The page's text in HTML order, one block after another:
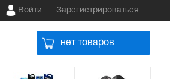
Войти Зарегистрироваться
нет товаров